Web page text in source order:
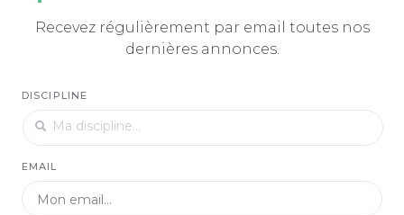
Recevez régulièrement par email toutes nos
dernières annonces.
DISCIPLINE
EMAIL